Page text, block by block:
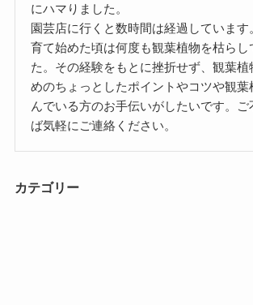
にハマりました。
園芸店に行くと数時間は経過しています
育て始めた頃は何度も観葉植物を枯らし
た。その経験をもとに挫折せず、観葉植
めのちょっとしたポイントやコツや観葉
んでいる方のお手伝いがしたいです。
ば気軽にご連絡ください。
カテゴリー